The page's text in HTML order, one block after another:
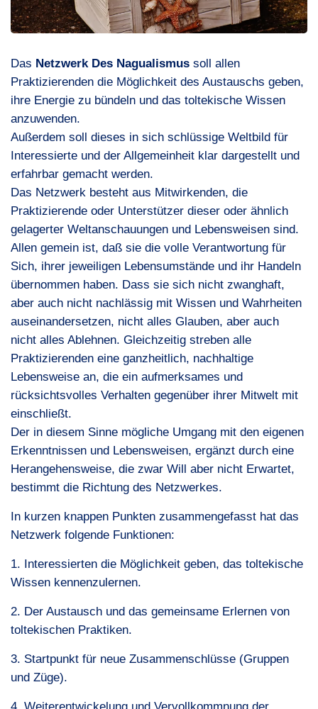
Das Netzwerk Des Nagualismus soll allen
Praktizierenden die Möglichkeit des Austauschs geben,
ihre Energie zu bündeln und das toltekische Wissen
anzuwenden.
Außerdem soll dieses in sich schlüssige Weltbild für
Interessierte und der Allgemeinheit klar dargestellt und
erfahrbar gemacht werden.
Das Netzwerk besteht aus Mitwirkenden, die
Praktizierende oder Unterstützer dieser oder ähnlich
gelagerter Weltanschauungen und Lebensweisen sind.
Allen gemein ist, daß sie die volle Verantwortung für
Sich, ihrer jeweiligen Lebensumstände und ihr Handeln
übernommen haben. Dass sie sich nicht zwanghaft,
aber auch nicht nachlässig mit Wissen und Wahrheiten
auseinandersetzen, nicht alles Glauben, aber auch
nicht alles Ablehnen. Gleichzeitig streben alle
Praktizierenden eine ganzheitlich, nachhaltige
Lebensweise an, die ein aufmerksames und
rücksichtsvolles Verhalten gegenüber ihrer Mitwelt mit
einschließt.
Der in diesem Sinne mögliche Umgang mit den eigenen
Erkenntnissen und Lebensweisen, ergänzt durch eine
Herangehensweise, die zwar Will aber nicht Erwartet,
bestimmt die Richtung des Netzwerkes.
In kurzen knappen Punkten zusammengefasst hat das
Netzwerk folgende Funktionen:
1. Interessierten die Möglichkeit geben, das toltekische
Wissen kennenzulernen.
2. Der Austausch und das gemeinsame Erlernen von
toltekischen Praktiken.
3. Startpunkt für neue Zusammenschlüsse (Gruppen
und Züge).
4. Weiterentwickelung und Vervollkommnung der